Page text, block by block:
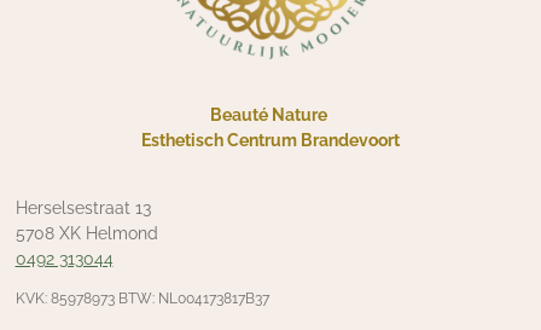
Beauté Nature
Esthetisch Centrum Brandevoort
Herselsestraat 13
5708 XK Helmond
0492 313044
KVK: 85978973 BTW: NL004173817B37